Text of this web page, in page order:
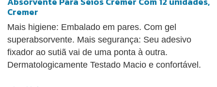
Cremer
Mais higiene: Embalado em pares. Com gel
superabsorvente. Mais segurança: Seu adesivo
fixador ao sutiã vai de uma ponta à outra.
Dermatologicamente Testado Macio e confortável.